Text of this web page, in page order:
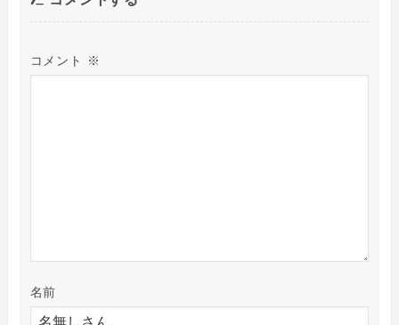
コメント ※
名前